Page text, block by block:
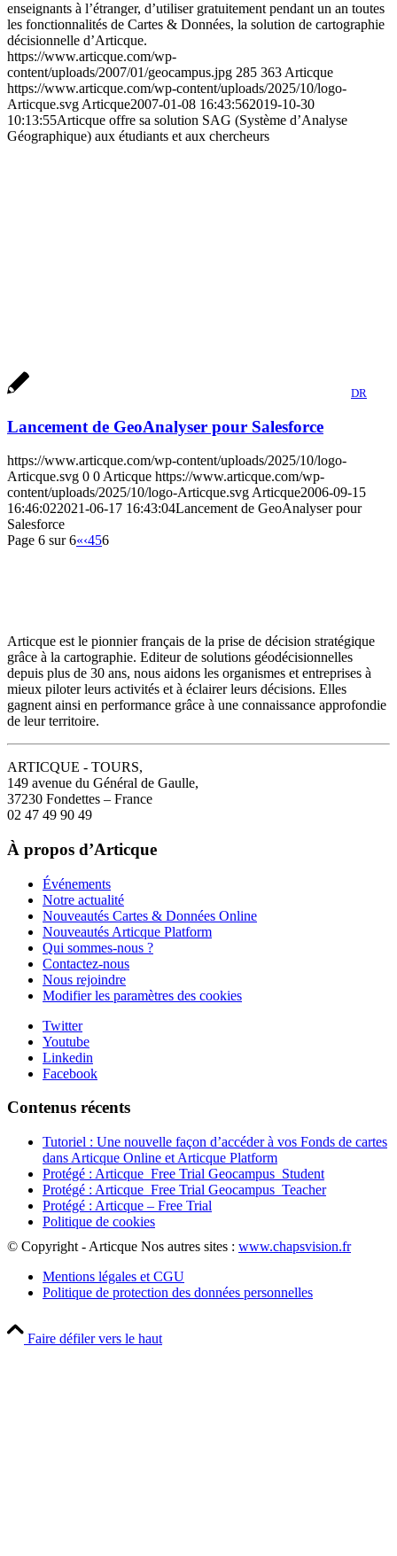
enseignants à l’étranger, d’utiliser gratuitement pendant un an toutes
les fonctionnalités de Cartes & Données, la solution de cartographie
décisionnelle d’Articque.
https://www.articque.com/wp-
content/uploads/2007/01/geocampus.jpg 285 363 Articque
https://www.articque.com/wp-content/uploads/2025/10/logo-
Articque.svg Articque2007-01-08 16:43:562019-10-30
10:13:55Articque offre sa solution SAG (Système d’Analyse
Géographique) aux étudiants et aux chercheurs
DR
Lancement de GeoAnalyser pour Salesforce
https://www.articque.com/wp-content/uploads/2025/10/logo-
Articque.svg 0 0 Articque https://www.articque.com/wp-
content/uploads/2025/10/logo-Articque.svg Articque2006-09-15
16:46:022021-06-17 16:43:04Lancement de GeoAnalyser pour
Salesforce
Page 6 sur 6«‹456
Articque est le pionnier français de la prise de décision stratégique
grâce à la cartographie. Editeur de solutions géodécisionnelles
depuis plus de 30 ans, nous aidons les organismes et entreprises à
mieux piloter leurs activités et à éclairer leurs décisions. Elles
gagnent ainsi en performance grâce à une connaissance approfondie
de leur territoire.
ARTICQUE - TOURS,
149 avenue du Général de Gaulle,
37230 Fondettes – France
02 47 49 90 49
À propos d’Articque
Événements
Notre actualité
Nouveautés Cartes & Données Online
Nouveautés Articque Platform
Qui sommes-nous ?
Contactez-nous
Nous rejoindre
Modifier les paramètres des cookies
Twitter
Youtube
Linkedin
Facebook
Contenus récents
Tutoriel : Une nouvelle façon d’accéder à vos Fonds de cartes
dans Articque Online et Articque Platform
Protégé : Articque_Free Trial Geocampus_Student
Protégé : Articque_Free Trial Geocampus_Teacher
Protégé : Articque – Free Trial
Politique de cookies
© Copyright - Articque Nos autres sites : www.chapsvision.fr
Mentions légales et CGU
Politique de protection des données personnelles
Faire défiler vers le haut